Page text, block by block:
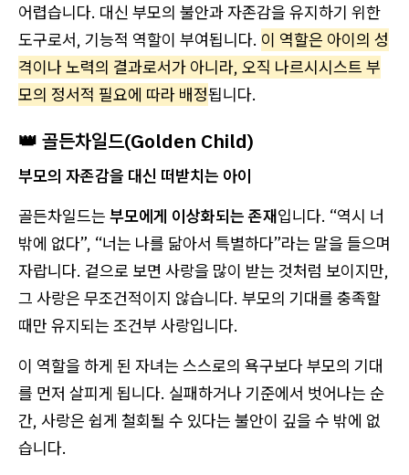
어렵습니다. 대신 부모의 불안과 자존감을 유지하기 위한
도구로서, 기능적 역할이 부여됩니다. 이 역할은 아이의 성
격이나 노력의 결과로서가 아니라, 오직 나르시시스트 부
모의 정서적 필요에 따라 배정됩니다.
👑 골든차일드(Golden Child)
부모의 자존감을 대신 떠받치는 아이
골든차일드는 부모에게 이상화되는 존재입니다. “역시 너
밖에 없다”, “너는 나를 닮아서 특별하다”라는 말을 들으며
자랍니다. 겉으로 보면 사랑을 많이 받는 것처럼 보이지만,
그 사랑은 무조건적이지 않습니다. 부모의 기대를 충족할
때만 유지되는 조건부 사랑입니다.
이 역할을 하게 된 자녀는 스스로의 욕구보다 부모의 기대
를 먼저 살피게 됩니다. 실패하거나 기준에서 벗어나는 순
간, 사랑은 쉽게 철회될 수 있다는 불안이 깊을 수 밖에 없
습니다.